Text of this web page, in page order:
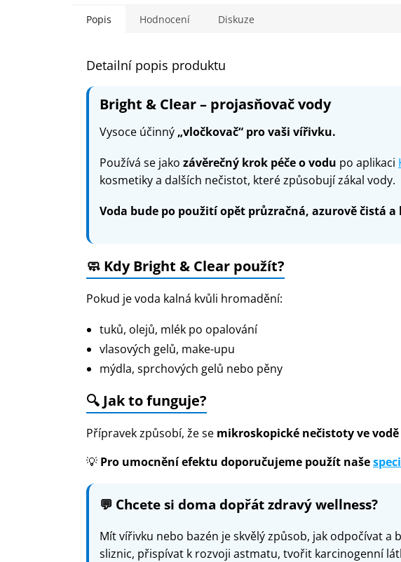
Popis Hodnocení Diskuze
Detailní popis produktu
Bright & Clear – projasňovač vody
Vysoce účinný„vločkovač“ pro vaši vířivku.
Používá se jako závěrečný krok péče o vodu po aplikaci
kosmetiky a dalších nečistot, které způsobují zákal vody.
Voda bude po použití opět průzračná, azurově čistá a
🧼 Kdy Bright & Clear použít?
Pokud je voda kalná kvůli hromadění:
tuků, olejů, mlék po opalování
vlasových gelů, make-upu
mýdla, sprchových gelů nebo pěny
🔍 Jak to funguje?
Přípravek způsobí, že se mikroskopické nečistoty ve
💡 Pro umocnění efektu doporučujeme použít naše
💬 Chcete si doma dopřát zdravý wellness?
Mít vířivku nebo bazén je skvělý způsob, jak odpočívat
sliznic, přispívat k rozvoji astmatu, tvořit karcinogenní